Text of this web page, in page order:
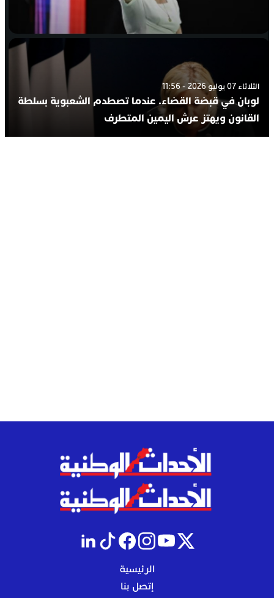
الثلاثاء 07 يوليو 2026 - 11:56
لوبان في قبضة القضاء. عندما تصطدم الشعبوية بسلطة
القانون ويهتز عرش اليمين المتطرف
الرئيسية
إتصل بنا